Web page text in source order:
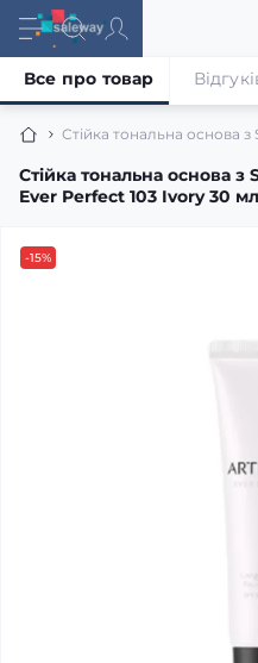
Стійка тональна основа
Стійка тональна основа з
Ever Perfect 103 Ivory 30 мл
Все про товар
-15%